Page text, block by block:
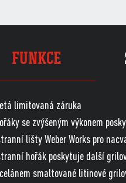
FUNKCE
limitovaná záruka
se zvýšeným výkonem
lišty Weber Works pro
hořák poskytuje další
smaltované litinové